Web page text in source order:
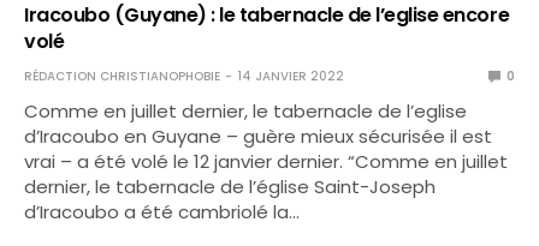
Iracoubo (Guyane) : le tabernacle de l’eglise encore
volé
RÉDACTION CHRISTIANOPHOBIE 14 JANVIER 2022 0
Comme en juillet dernier, le tabernacle de l’eglise
d’Iracoubo en Guyane – guère mieux sécurisée il est
vrai – a été volé le 12 janvier dernier. “Comme en juillet
dernier, le tabernacle de l’église Saint-Joseph
d’Iracoubo a été cambriolé la…